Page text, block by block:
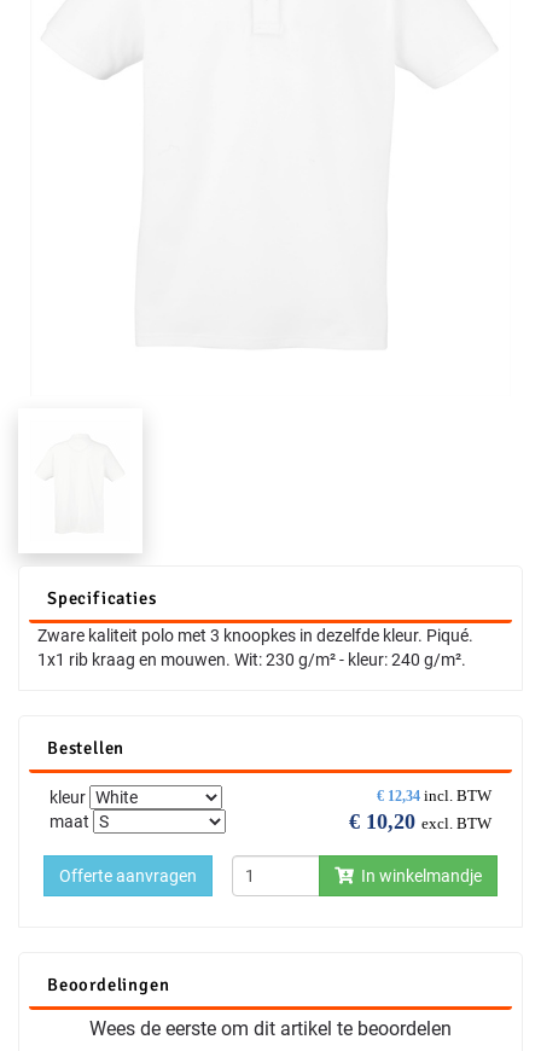
Specificaties
Zware kaliteit polo met 3 knoopkes in dezelfde kleur. Piqué.
1x1 rib kraag en mouwen. Wit: 230 g/m² - kleur: 240 g/m².
Bestellen
€ 12,34 incl. BTW
€ 10,20 excl. BTW
kleur
maat
In winkelmandje
Offerte aanvragen
Beoordelingen
Wees de eerste om dit artikel te beoordelen